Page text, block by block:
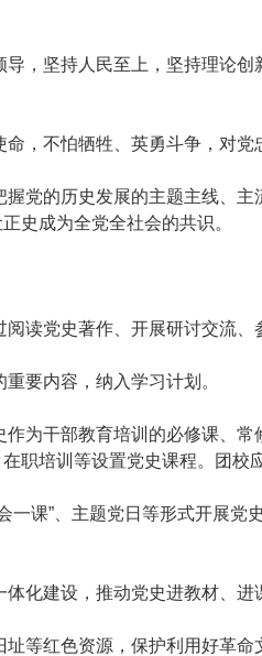
坚持人民至上，坚持理论创
不怕牺牲、英勇斗争，对党
的历史发展的主题主线、主
史成为全党全社会的共识。
党史著作、开展研讨交流、
要内容，纳入学习计划。
干部教育培训的必修课、常
职培训等设置党史课程。团校
”、主题党日等形式开展党
建设，推动党史进教材、进
红色资源，保护利用好革命